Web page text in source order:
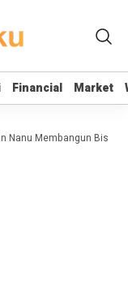
Financial Market
Financial Market
Membangun Bisnis